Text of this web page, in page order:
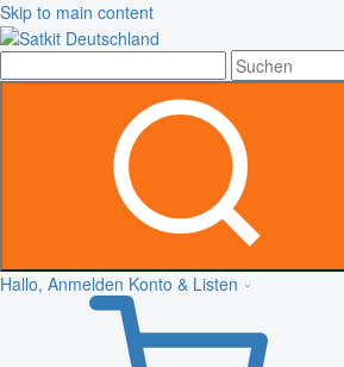
Skip to main content
Hallo, Anmelden Konto & Listen